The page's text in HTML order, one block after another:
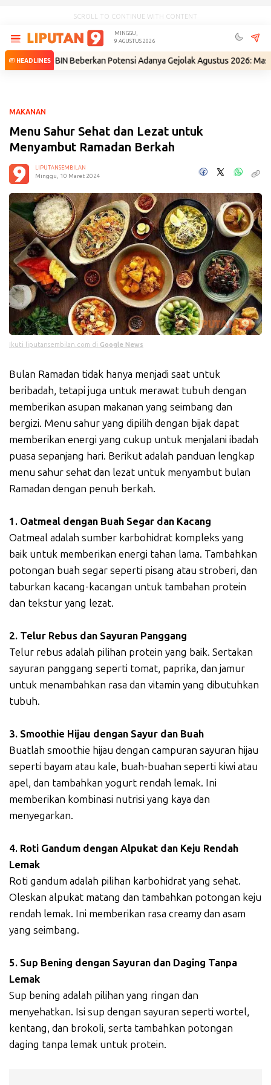
SCROLL TO CONTINUE WITH CONTENT
MINGGU,
9 AGUSTUS 2026
HEADLINES
BIN Beberkan Potensi Adanya Gejolak Agustus 2026: Masuk Fase
MAKANAN
Menu Sahur Sehat dan Lezat untuk
Menyambut Ramadan Berkah
LIPUTANSEMBILAN
Minggu, 10 Maret 2024
Ikuti liputansembilan.com di Google News
Bulan Ramadan tidak hanya menjadi saat untuk
beribadah, tetapi juga untuk merawat tubuh dengan
memberikan asupan makanan yang seimbang dan
bergizi. Menu sahur yang dipilih dengan bijak dapat
memberikan energi yang cukup untuk menjalani ibadah
puasa sepanjang hari. Berikut adalah panduan lengkap
menu sahur sehat dan lezat untuk menyambut bulan
Ramadan dengan penuh berkah.
1. Oatmeal dengan Buah Segar dan Kacang
Oatmeal adalah sumber karbohidrat kompleks yang
baik untuk memberikan energi tahan lama. Tambahkan
potongan buah segar seperti pisang atau stroberi, dan
taburkan kacang-kacangan untuk tambahan protein
dan tekstur yang lezat.
2. Telur Rebus dan Sayuran Panggang
Telur rebus adalah pilihan protein yang baik. Sertakan
sayuran panggang seperti tomat, paprika, dan jamur
untuk menambahkan rasa dan vitamin yang dibutuhkan
tubuh.
3. Smoothie Hijau dengan Sayur dan Buah
Buatlah smoothie hijau dengan campuran sayuran hijau
seperti bayam atau kale, buah-buahan seperti kiwi atau
apel, dan tambahkan yogurt rendah lemak. Ini
memberikan kombinasi nutrisi yang kaya dan
menyegarkan.
4. Roti Gandum dengan Alpukat dan Keju Rendah
Lemak
Roti gandum adalah pilihan karbohidrat yang sehat.
Oleskan alpukat matang dan tambahkan potongan keju
rendah lemak. Ini memberikan rasa creamy dan asam
yang seimbang.
5. Sup Bening dengan Sayuran dan Daging Tanpa
Lemak
Sup bening adalah pilihan yang ringan dan
menyehatkan. Isi sup dengan sayuran seperti wortel,
kentang, dan brokoli, serta tambahkan potongan
daging tanpa lemak untuk protein.